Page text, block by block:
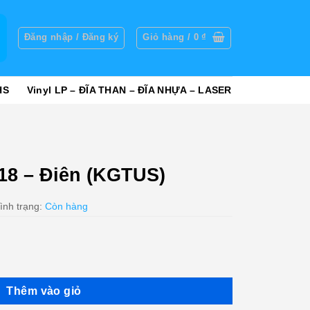
Đăng nhập / Đăng ký Giỏ hàng / 0₫
Vinyl LP – ĐĨA THAN – ĐĨA NHỰA – LASER
– Điên (KGTUS)
trạng: Còn hàng
Thêm vào giỏ